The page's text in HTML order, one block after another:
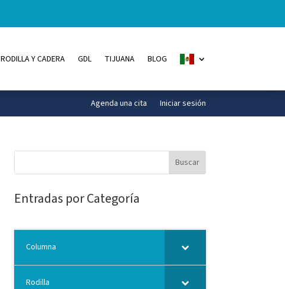
RODILLA Y CADERA GDL TIJUANA BLOG
Agenda una cita Iniciar sesión
Entradas por Categoría
Columna
Rodilla